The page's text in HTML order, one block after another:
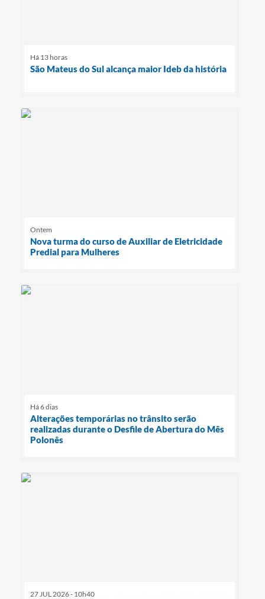
Há 13 horas
São Mateus do Sul alcança maior Ideb da história
Ontem
Nova turma do curso de Auxiliar de Eletricidade
Predial para Mulheres
Há 6 dias
Alterações temporárias no trânsito serão
realizadas durante o Desfile de Abertura do Mês
Polonês
27 JUL 2026 - 10h40